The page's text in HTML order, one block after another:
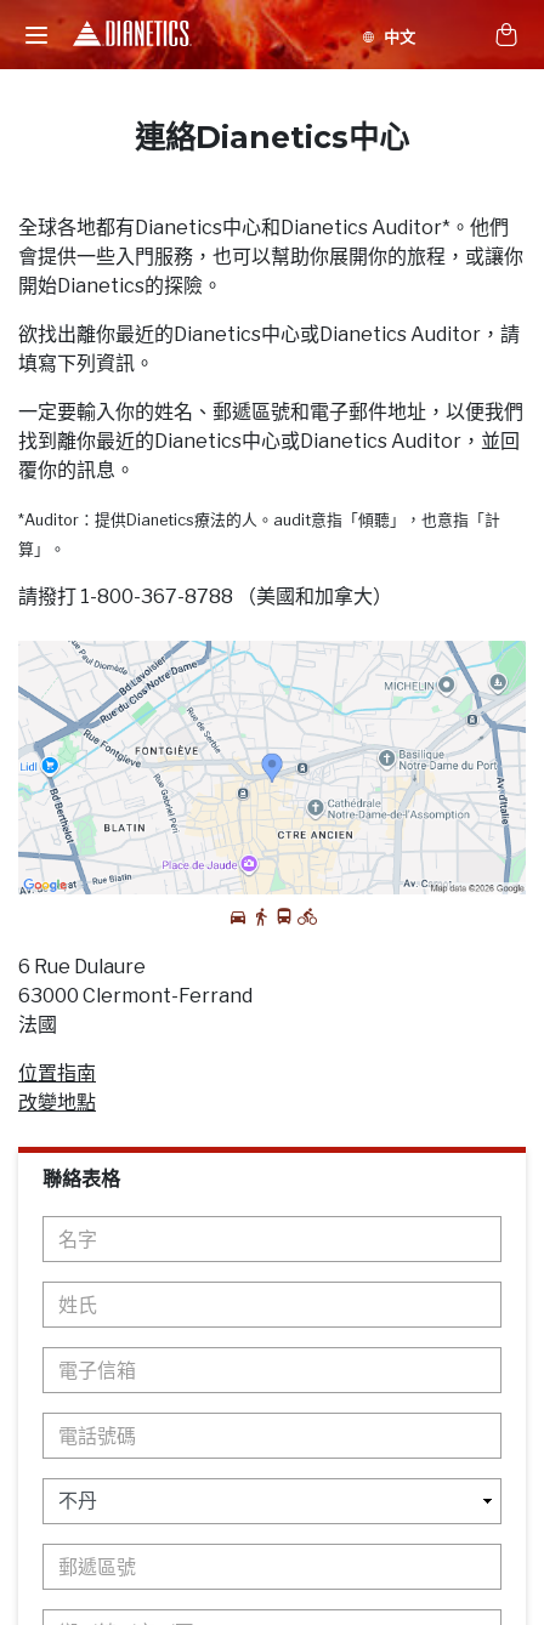
連絡Dianetics中心
全球各地都有Dianetics中心和Dianetics Auditor*。他們
會提供一些入門服務，也可以幫助你展開你的旅程，或讓你
開始Dianetics的探險。
欲找出離你最近的Dianetics中心或Dianetics Auditor，請
填寫下列資訊。
一定要輸入你的姓名、郵遞區號和電子郵件地址，以便我們
找到離你最近的Dianetics中心或Dianetics Auditor，並回
覆你的訊息。
*Auditor：提供Dianetics療法的人。audit意指「傾聽」，也意指「計
算」。
請撥打 1-800-367-8788 （美國和加拿大）
6 Rue Dulaure
63000 Clermont-Ferrand
法國
位置指南
改變地點
聯絡表格